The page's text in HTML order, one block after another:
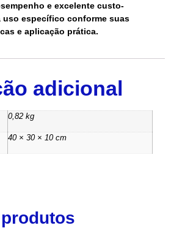
e excelente custo-
uso específico conforme suas
e aplicação prática.
adicional
0,82 kg
40 × 30 × 10 cm